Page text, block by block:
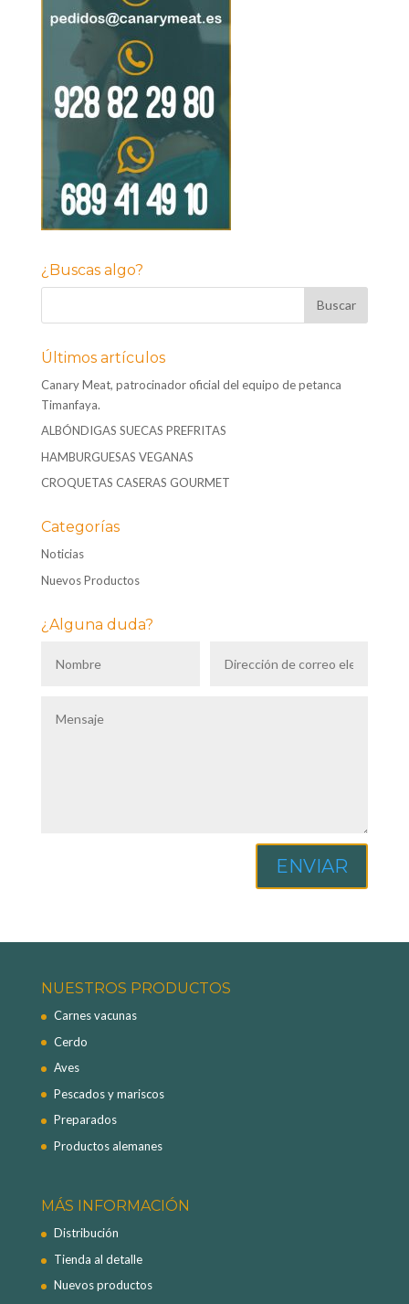
¿Buscas algo?
Últimos artículos
Canary Meat, patrocinador oficial del equipo de petanca
Timanfaya.
ALBÓNDIGAS SUECAS PREFRITAS
HAMBURGUESAS VEGANAS
CROQUETAS CASERAS GOURMET
Categorías
Noticias
Nuevos Productos
¿Alguna duda?
ENVIAR
NUESTROS PRODUCTOS
Carnes vacunas
Cerdo
Aves
Pescados y mariscos
Preparados
Productos alemanes
MÁS INFORMACIÓN
Distribución
Tienda al detalle
Nuevos productos